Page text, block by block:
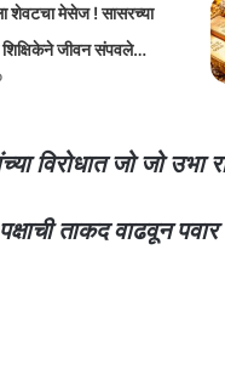
मेसेज ! सासरच्या
जीवन संपवले…
विरोधात जो जो उभा
ताकद वाढवून